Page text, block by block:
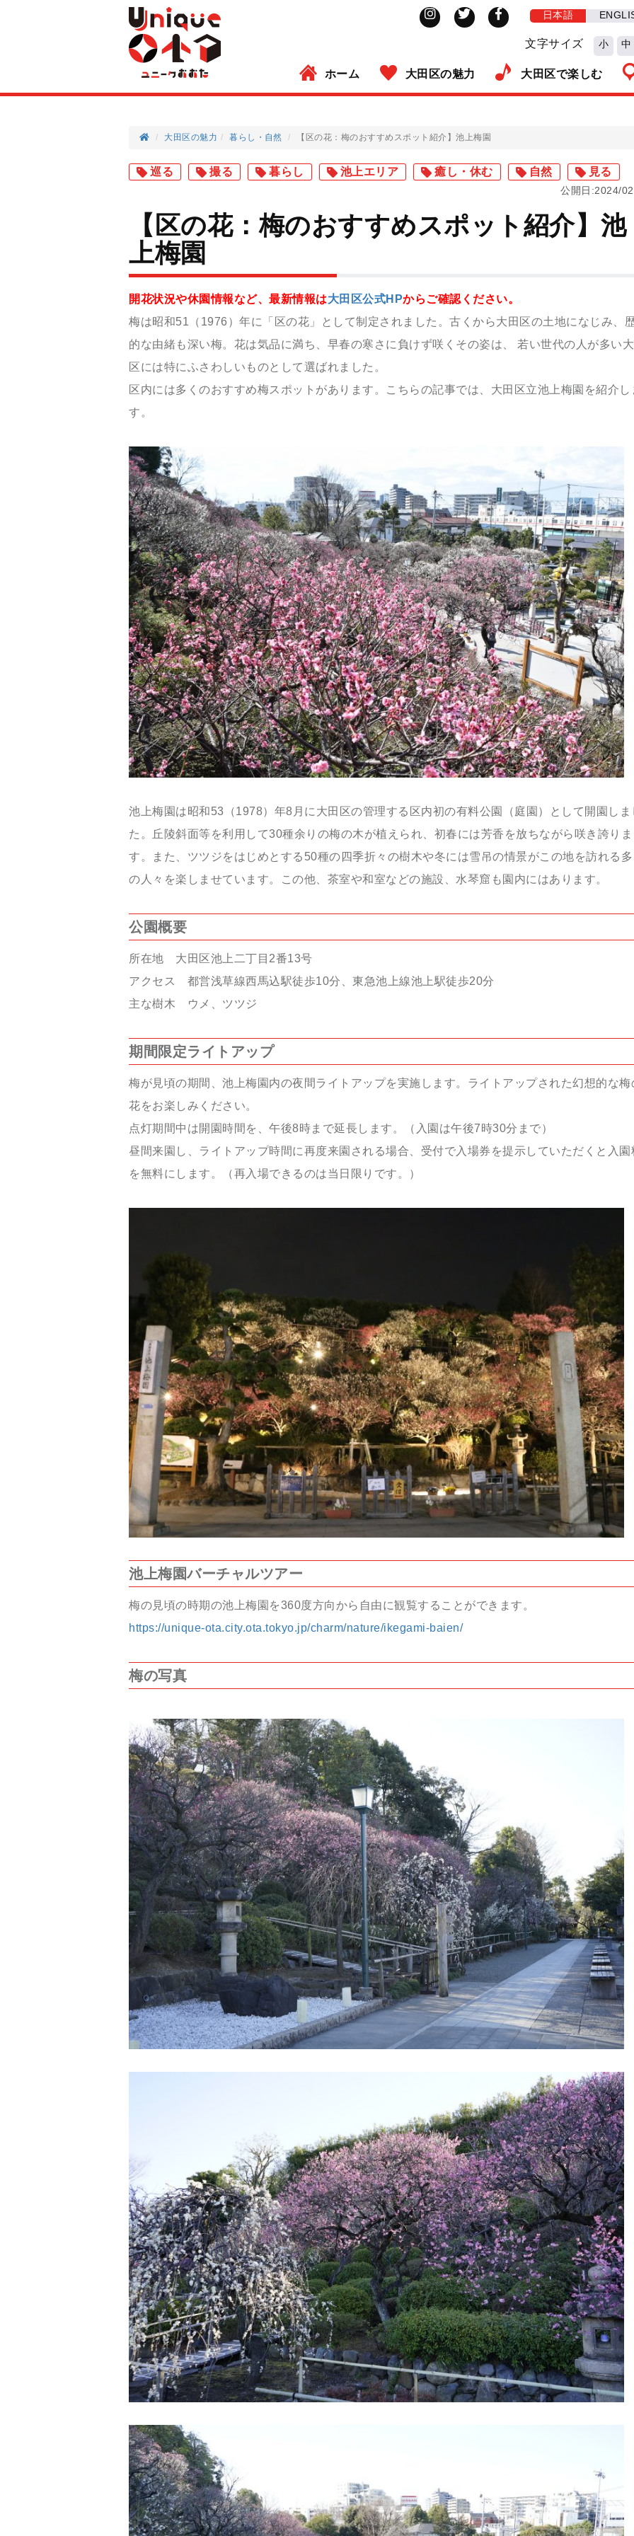
日本語
文字サイズ 小 中
ホーム 大田区の魅力 大田区で楽しむ
大田区の魅力 暮らし 自然 【区の花：梅のおすすめスポット紹介】池上梅園
巡る 撮る 暮らし 池上エリア 癒し・休む 自然 見る
公開日:2024/
【区の花：梅のおすすめスポット紹介】池
上梅園
開花状況や休園情報など、最新情報は大田区公式HPからご確認ください。
梅は昭和51（1976）年に「区の花」として制定されました。古くから大田区の土地になじみ、
的な由緒も深い梅。花は気品に満ち、早春の寒さに負けず咲くその姿は、 若い世代の人が多い
区には特にふさわしいものとして選ばれました。
区内には多くのおすすめ梅スポットがあります。こちらの記事では、大田区立池上梅園を紹介し
す。
池上梅園は昭和53 （1978）年8 月に大田区の管理する区内初の有料公園（庭園）として開園しま
た。丘陵斜面等を利用して30種余り の梅の木が植えられ、初春には芳香を放ちながら咲き誇りま
す。また、ツツジをはじめとする 50種の四季折々の樹木や冬には雪吊の情景がこの地を訪れる
の人々を楽しませています。この他、茶室や和室などの施設、水琴窟も園内にはあります。
公園概要
所在地 大田区池上二丁目2番13号
アクセス 都営浅草線西馬込駅徒歩10分、東急池上線池上駅徒歩20分
主な樹木 ウメ、ツツジ
期間限定ライトアップ
梅が見頃の期間、池上梅園内の夜間ライトアップを実施します。ライトアップされた幻想的な梅
花をお楽しみください。
点灯期間中は開園時間を、午後8時まで延長します。（入園は午後7時30分まで）
昼間来園し、ライトアップ時間に再度来園される場合、受付で入場券を提示していただくと入園
を無料にします。（再入場できるのは当日限りです。）
池上梅園バーチャルツアー
梅の見頃の時期の池上梅園を360度方向から自由に観覧することができます。
https://unique-ota.city.ota.tokyo.jp/charm/nature/ikegami-baien/
梅の写真